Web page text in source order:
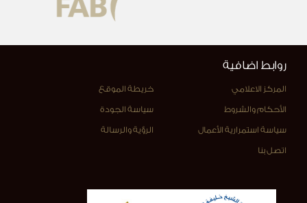
روابط اضافية
المركز الاعلامي خريطة الموقع
الأحكام والشروط سياسة الجودة
سياسة استمرارية الأعمال الرؤية والرسالة
اتصل بنا